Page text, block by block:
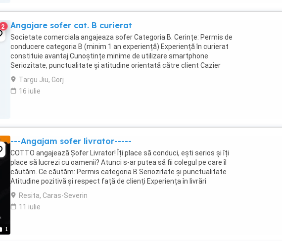
2 Angajare sofer cat. B curierat
Societate comerciala angajeaza sofer Categoria B. Cerințe: Permis de
conducere categoria B (minim 1 an experiență) Experiență în curierat
constituie avantaj Cunoștințe minime de utilizare smartphone
Seriozitate, punctualitate și atitudine orientată către client Cazier
judiciar curat Responsabilități: Livrare ...
Targu Jiu, Gorj
16 iulie
1
---Angajam sofer livrator-----
COTTO angajează Șofer Livrator! Îți place să conduci, ești serios și îți
place să lucrezi cu oamenii? Atunci s-ar putea să fii colegul pe care îl
căutăm. Ce căutăm: Permis categoria B Seriozitate și punctualitate
Atitudine pozitivă și respect față de clienți Experiența în livrări
constituie ...
Resita, Caras-Severin
11 iulie